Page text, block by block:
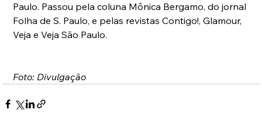
Paulo. Passou pela coluna Mônica Bergamo, do jornal
Folha de S. Paulo, e pelas revistas Contigo!, Glamour,
Veja e Veja São Paulo.
Foto: Divulgação